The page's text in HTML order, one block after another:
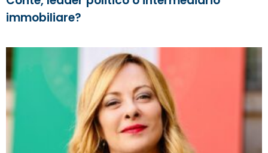
immobiliare?